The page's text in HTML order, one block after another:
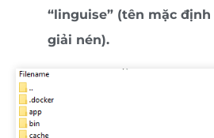
“linguise” (tên mặc
giải nén).